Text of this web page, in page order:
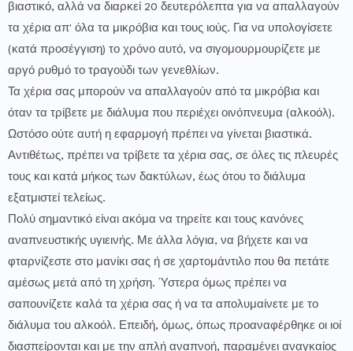
βιαστικό, αλλά να διαρκεί 20 δευτερόλεπτα για να απαλλαγούν
τα χέρια απ' όλα τα μικρόβια και τους ιούς. Για να υπολογίσετε
(κατά προσέγγιση) το χρόνο αυτό, να σιγομουρμουρίζετε με
αργό ρυθμό το τραγούδι των γενεθλίων.
Τα χέρια σας μπορούν να απαλλαγούν από τα μικρόβια και
όταν τα τρίβετε με διάλυμα που περιέχει οινόπνευμα (αλκοόλ).
Ωστόσο ούτε αυτή η εφαρμογή πρέπει να γίνεται βιαστικά.
Αντιθέτως, πρέπει να τρίβετε τα χέρια σας, σε όλες τις πλευρές
τους και κατά μήκος των δακτύλων, έως ότου το διάλυμα
εξατμιστεί τελείως.
Πολύ σημαντικό είναι ακόμα να τηρείτε και τους κανόνες
αναπνευστικής υγιεινής. Με άλλα λόγια, να βήχετε και να
φταρνίζεστε στο μανίκι σας ή σε χαρτομάντιλο που θα πετάτε
αμέσως μετά από τη χρήση. Ύστερα όμως πρέπει να
σαπουνίζετε καλά τα χέρια σας ή να τα απολυμαίνετε με το
διάλυμα του αλκοόλ. Επειδή, όμως, όπως προαναφέρθηκε οι ιοί
διασπείρονται και με την απλή αναπνοή, παραμένει αναγκαίος